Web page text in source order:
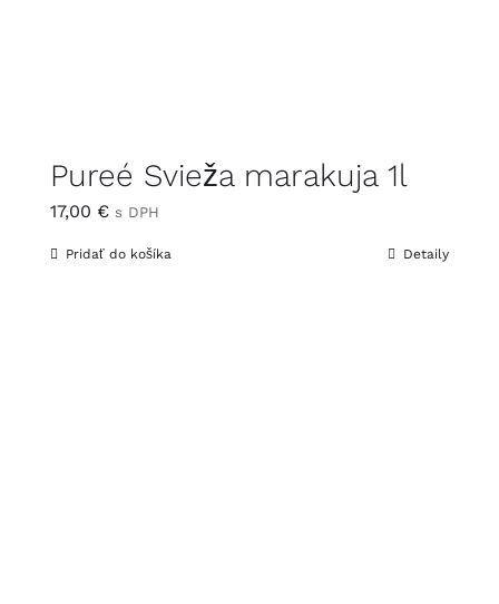
Pureé Svieža marakuja 1l
17,00 € s DPH
Pridať do košíka Detaily